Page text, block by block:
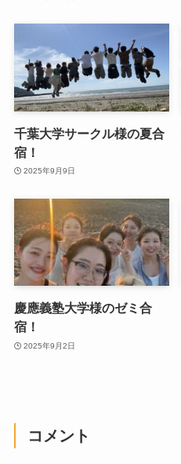
千葉大学サークル様の夏合
宿！
2025年9月9日
慶應義塾大学様のゼミ合
宿！
2025年9月2日
コメント